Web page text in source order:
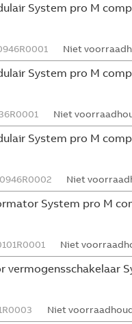
System pro M
Niet
System pro M
Niet
System pro M
Niet
System pro M
Niet
vermogensschakelaar
Niet